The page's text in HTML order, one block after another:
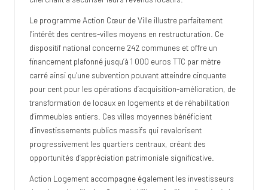
Le programme Action Cœur de Ville illustre parfaitement
l’intérêt des centres-villes moyens en restructuration. Ce
dispositif national concerne 242 communes et offre un
financement plafonné jusqu’à 1 000 euros TTC par mètre
carré ainsi qu’une subvention pouvant atteindre cinquante
pour cent pour les opérations d’acquisition-amélioration, de
transformation de locaux en logements et de réhabilitation
d’immeubles entiers. Ces villes moyennes bénéficient
d’investissements publics massifs qui revalorisent
progressivement les quartiers centraux, créant des
opportunités d’appréciation patrimoniale significative.
Action Logement accompagne également les investisseurs